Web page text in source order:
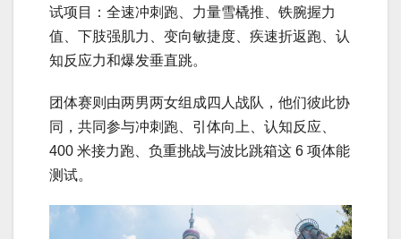
试项目：全速冲刺跑、力量雪橇推、铁腕握力
值、下肢强肌力、变向敏捷度、疾速折返跑、认
知反应力和爆发垂直跳。
团体赛则由两男两女组成四人战队，他们彼此协
同，共同参与冲刺跑、引体向上、认知反应、
400 米接力跑、负重挑战与波比跳箱这 6 项体能
测试。